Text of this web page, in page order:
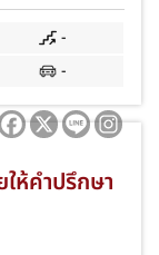
-
-
ห้คำปรึกษา